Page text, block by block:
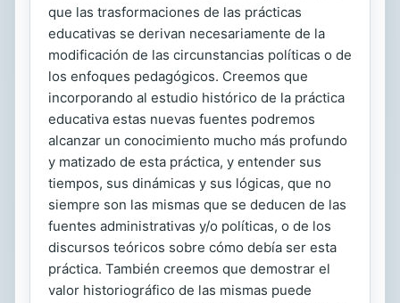
que las trasformaciones de las prácticas
educativas se derivan necesariamente de la
modificación de las circunstancias políticas o de
los enfoques pedagógicos. Creemos que
incorporando al estudio histórico de la práctica
educativa estas nuevas fuentes podremos
alcanzar un conocimiento mucho más profundo
y matizado de esta práctica, y entender sus
tiempos, sus dinámicas y sus lógicas, que no
siempre son las mismas que se deducen de las
fuentes administrativas y/o políticas, o de los
discursos teóricos sobre cómo debía ser esta
práctica. También creemos que demostrar el
valor historiográfico de las mismas puede